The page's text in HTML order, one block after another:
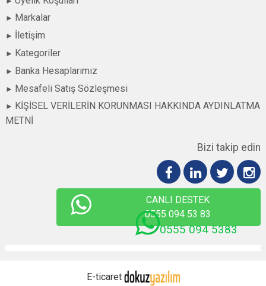
Markalar
İletişim
Kategoriler
Banka Hesaplarımız
Mesafeli Satış Sözleşmesi
KİŞİSEL VERİLERİN KORUNMASI HAKKINDA AYDINLATMA
METNİ
Bizi takip edin
CANLI DESTEK
0555 094 53 83
E-ticaret
0555 094 5383